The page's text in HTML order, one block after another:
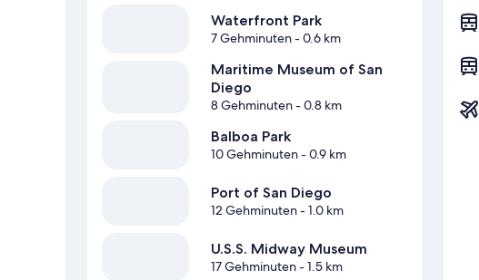
Waterfront Park
7 Gehminuten- 0.6 km
Maritime Museum of San
Diego
8 Gehminuten- 0.8 km
Balboa Park
10 Gehminuten- 0.9 km
Port of San Diego
12 Gehminuten- 1.0 km
U.S.S. Midway Museum
17 Gehminuten- 1.5 km